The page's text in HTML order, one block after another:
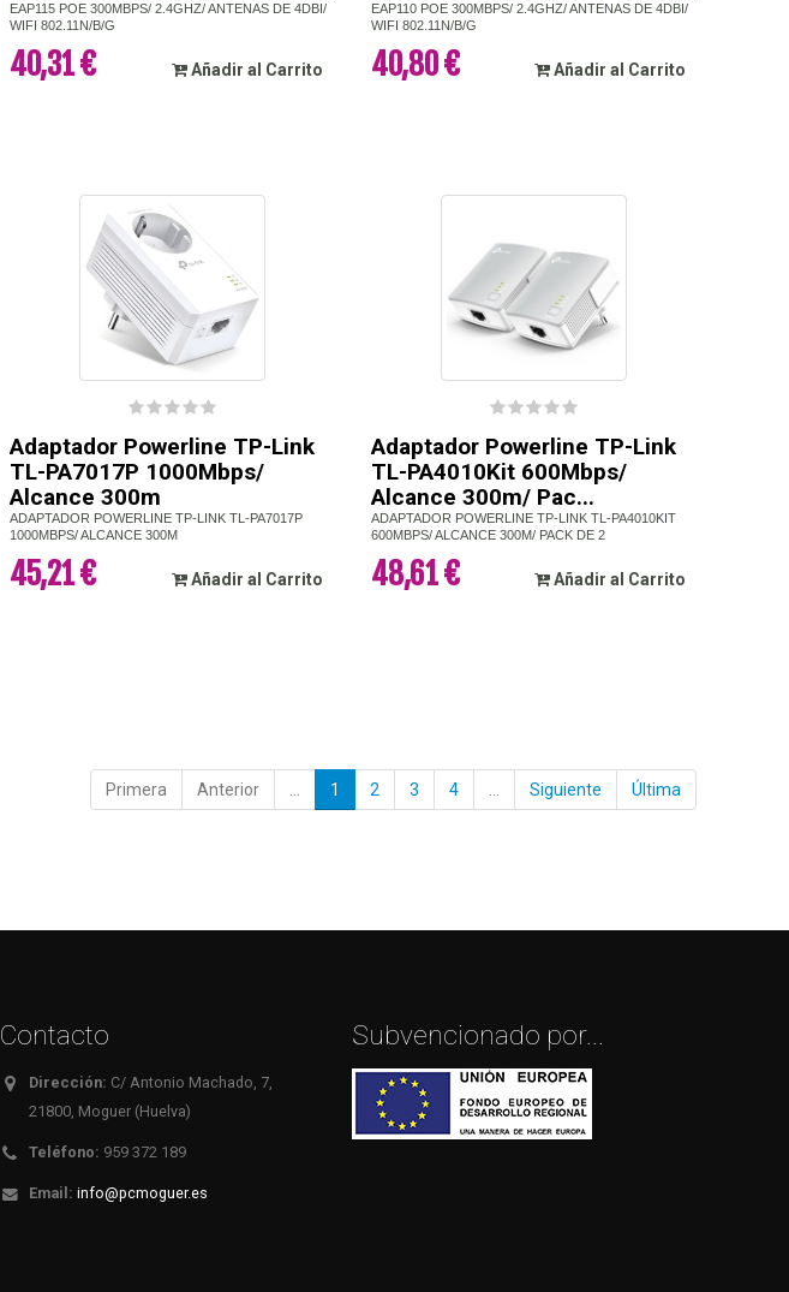
EAP115 POE 300MBPS/ 2.4GHZ/ ANTENAS DE 4DBI/
WIFI 802.11N/B/G
40,31 € Añadir al Carrito
EAP110 POE 300MBPS/ 2.4GHZ/ ANTENAS DE 4DBI/
WIFI 802.11N/B/G
40,80 € Añadir al Carrito
Adaptador Powerline TP-Link
TL-PA7017P 1000Mbps/
Alcance 300m
ADAPTADOR POWERLINE TP-LINK TL-PA7017P
1000MBPS/ ALCANCE 300M
45,21 € Añadir al Carrito
Adaptador Powerline TP-Link
TL-PA4010Kit 600Mbps/
Alcance 300m/ Pac...
ADAPTADOR POWERLINE TP-LINK TL-PA4010KIT
600MBPS/ ALCANCE 300M/ PACK DE 2
48,61 € Añadir al Carrito
Primera Anterior 1 2 3 4 Siguiente Última
Contacto
Dirección: C/ Antonio Machado, 7,
21800, Moguer (Huelva)
Teléfono: 959 372 189
Email: info@pcmoguer.es
Subvencionado por...